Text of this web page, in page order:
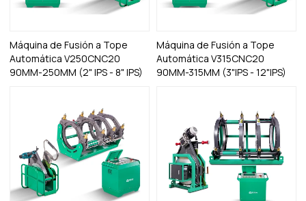
Máquina de Fusión a Tope
Automática V250CNC20
90MM-250MM (2" IPS - 8" IPS)
Máquina de Fusión a Tope
Automática V315CNC20
90MM-315MM (3"IPS - 12"IPS)